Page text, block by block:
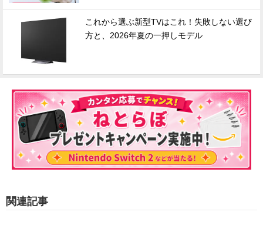
これから選ぶ新型TVはこれ！失敗しない選び
方と、2026年夏の一押しモデル
関連記事